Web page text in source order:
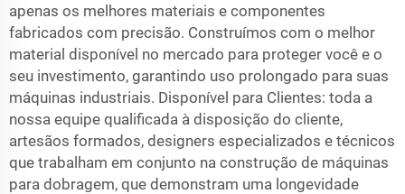
apenas os melhores materiais e componentes
fabricados com precisão. Construímos com o melhor
material disponível no mercado para proteger você e o
seu investimento, garantindo uso prolongado para suas
máquinas industriais. Disponível para Clientes: toda a
nossa equipe qualificada à disposição do cliente,
artesãos formados, designers especializados e técnicos
que trabalham em conjunto na construção de máquinas
para dobragem, que demonstram uma longevidade